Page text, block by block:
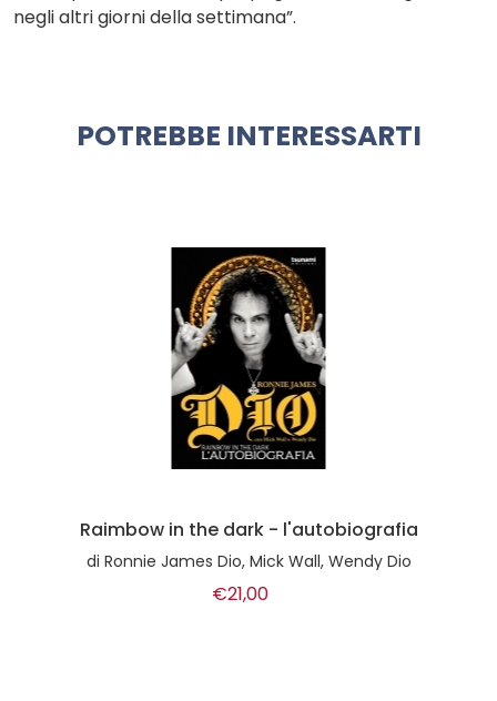
negli altri giorni della settimana”.
POTREBBE INTERESSARTI
Raimbow in the dark - l'autobiografia
di Ronnie James Dio, Mick Wall, Wendy Dio
€21,00